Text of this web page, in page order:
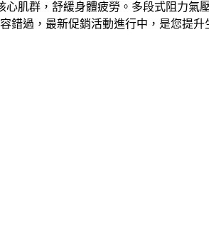
肌群，舒緩身體疲勞。多段式阻力
錯過，最新促銷活動進行中，是您提升